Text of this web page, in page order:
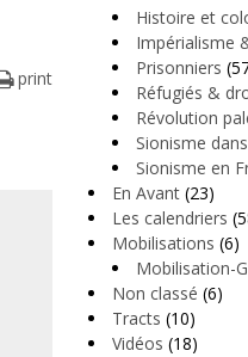
print
Histoire et
Impérialisme
Prisonniers
Réfugiés &
Révolution
Sionisme
Sionisme en
En Avant (23)
Les calendriers
Mobilisations (6)
Mobilisation-
Non classé (6)
Tracts (10)
Vidéos (18)